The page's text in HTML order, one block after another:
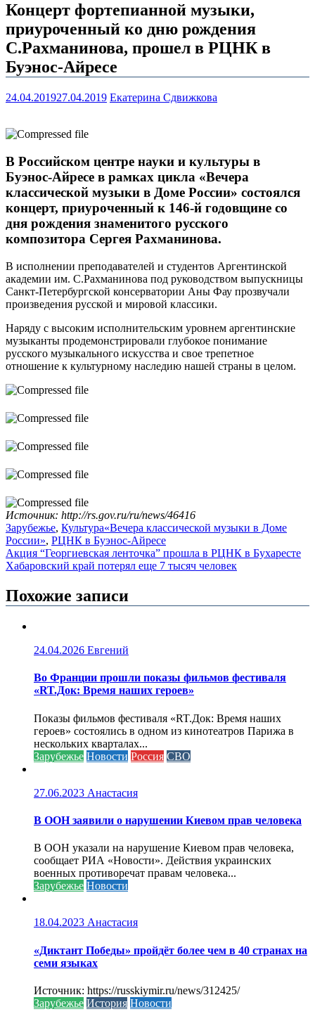
Концерт фортепианной музыки,
приуроченный ко дню рождения
С.Рахманинова, прошел в РЦНК в
Буэнос-Айресе
24.04.201927.04.2019 Екатерина Сдвижкова
В Российском центре науки и культуры в
Буэнос-Айресе в рамках цикла «Вечера
классической музыки в Доме России» состоялся
концерт, приуроченный к 146-й годовщине со
дня рождения знаменитого русского
композитора Сергея Рахманинова.
В исполнении преподавателей и студентов Аргентинской
академии им. С.Рахманинова под руководством выпускницы
Санкт-Петербургской консерватории Аны Фау прозвучали
произведения русской и мировой классики.
Наряду с высоким исполнительским уровнем аргентинские
музыканты продемонстрировали глубокое понимание
русского музыкального искусства и свое трепетное
отношение к культурному наследию нашей страны в целом.
Источник: http://rs.gov.ru/ru/news/46416
Зарубежье, Культура«Вечера классической музыки в Доме
России», РЦНК в Буэнос-Айресе
Навигация
по
записям
Акция “Георгиевская ленточка” прошла в РЦНК в Бухаресте
Хабаровский край потерял еще 7 тысяч человек
Похожие записи
24.04.2026 Евгений
Во Франции прошли показы фильмов фестиваля
«RT.Док: Время наших героев»
Показы фильмов фестиваля «RT.Док: Время наших
героев» состоялись в одном из кинотеатров Парижа в
нескольких кварталах...
Зарубежье Новости Россия СВО
27.06.2023 Анастасия
В ООН заявили о нарушении Киевом прав человека
В ООН указали на нарушение Киевом прав человека,
сообщает РИА «Новости». Действия украинских
военных противоречат правам человека...
Зарубежье Новости
18.04.2023 Анастасия
«Диктант Победы» пройдёт более чем в 40 странах на
семи языках
Источник: https://russkiymir.ru/news/312425/
Зарубежье История Новости